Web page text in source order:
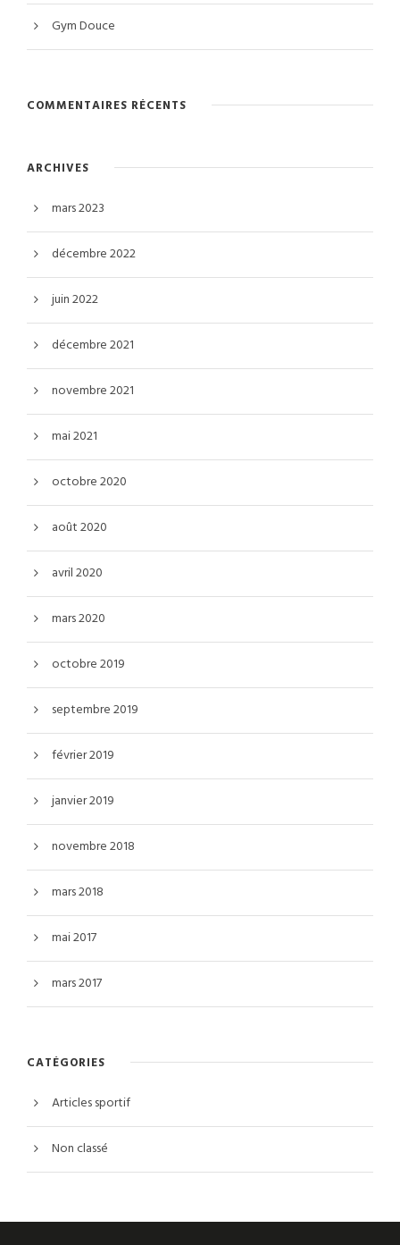
Gym Douce
COMMENTAIRES RÉCENTS
ARCHIVES
mars 2023
décembre 2022
juin 2022
décembre 2021
novembre 2021
mai 2021
octobre 2020
août 2020
avril 2020
mars 2020
octobre 2019
septembre 2019
février 2019
janvier 2019
novembre 2018
mars 2018
mai 2017
mars 2017
CATÉGORIES
Articles sportif
Non classé